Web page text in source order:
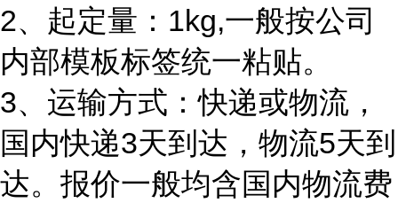
2、起定量：1kg,一般按公司
内部模板标签统一粘贴。
3、运输方式：快递或物流，
国内快递3天到达，物流5天到
达。报价一般均含国内物流费